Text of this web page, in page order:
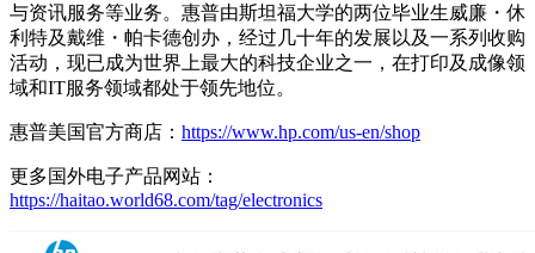
与资讯服务等业务。惠普由斯坦福大学的两位毕业生威廉・休
利特及戴维・帕卡德创办，经过几十年的发展以及一系列收购
活动，现已成为世界上最大的科技企业之一，在打印及成像领
域和IT服务领域都处于领先地位。
惠普美国官方商店： https://www.hp.com/us-en/shop
更多国外电子产品网站：
https://haitao.world68.com/tag/electronics